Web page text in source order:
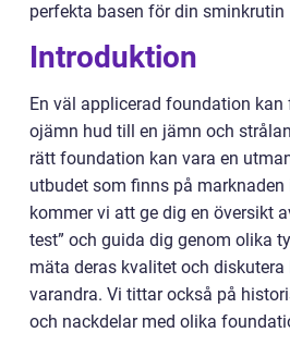
perfekta basen för din sminkrutin
Introduktion
En väl applicerad foundation
ojämn hud till en jämn och
rätt foundation kan vara en
utbudet som finns på marknaden
kommer vi att ge dig en översikt
test” och guida dig genom olika
mäta deras kvalitet och
varandra. Vi tittar också på
och nackdelar med olika